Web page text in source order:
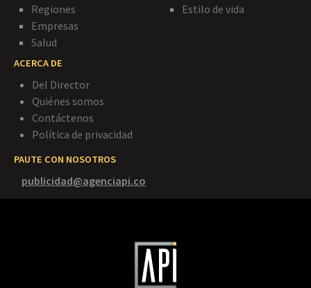
Regiones
Empresas
Salud
Estilo de vida
ACERCA DE
Del Director
Quiénes somos
Contáctenos
Política de privacidad
PAUTE CON NOSOTROS
publicidad@agenciapi.co